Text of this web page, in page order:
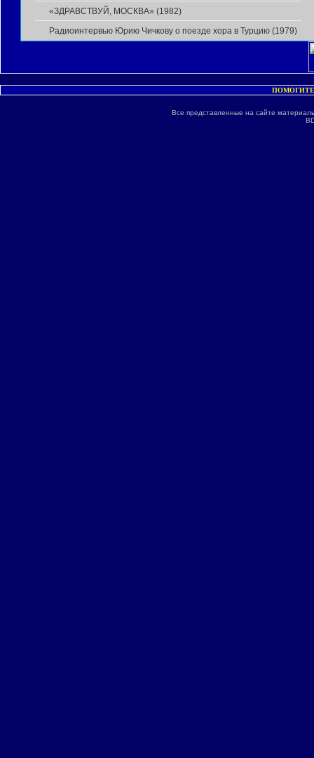
«ЗДРАВСТВУЙ, МОСКВА» (1982)
Радиоинтервью Юрию Чичкову о поезде хора в Турцию (1979)
Все представленные на сайте